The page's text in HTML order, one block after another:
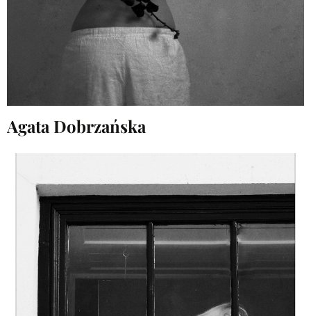
Agata Dobrzańska